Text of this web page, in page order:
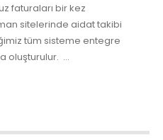
faturaları bir kez
sitelerinde aidat takibi
tüm sisteme entegre
oluşturulur. ...